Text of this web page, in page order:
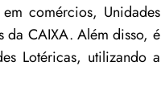
comércios, Unidades
da CAIXA. Além disso, é
Lotéricas, utilizando a